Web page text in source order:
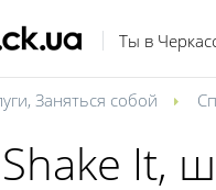
Ты в
, Заняться собой
Shake It,